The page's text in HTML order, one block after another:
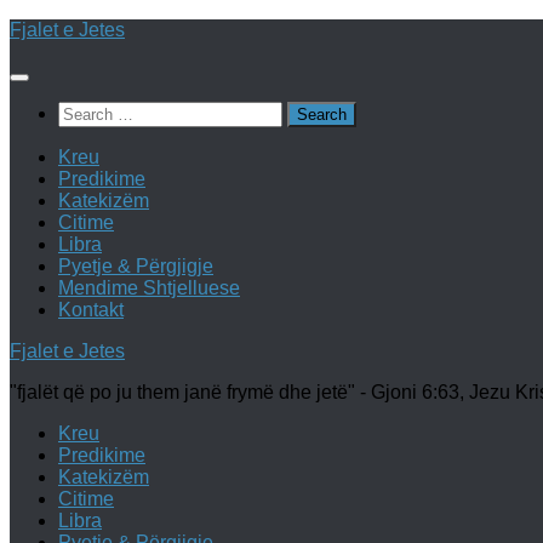
Skip
content
Fjalet e Jetes
Search
for:
Kreu
Predikime
Katekizëm
Citime
Libra
Pyetje & Përgjigje
Mendime Shtjelluese
Kontakt
Fjalet e Jetes
"fjalët që po ju them janë frymë dhe jetë" - Gjoni 6:63, Jezu
Kreu
Predikime
Katekizëm
Citime
Libra